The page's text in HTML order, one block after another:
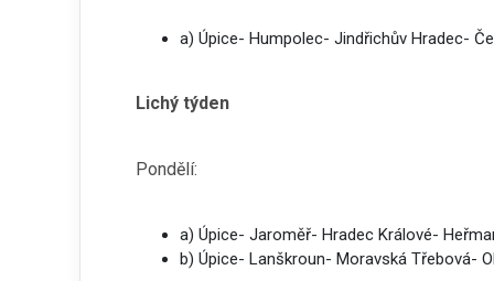
a) Úpice- Humpolec- Jindřichův Hradec-
Lichý týden
Pondělí:
a) Úpice- Jaroměř- Hradec Králové-
b) Úpice- Lanškroun- Moravská Třebová-